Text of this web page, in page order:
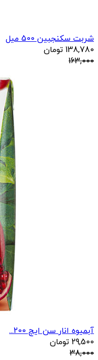
شربت سکنجبین 500 میل
138,780 تومان
163,000
آبمیوه انار سن ایچ 200...
29,500 تومان
38,000